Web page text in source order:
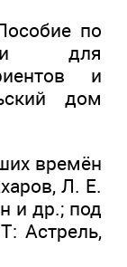
по
для
и
дом
времён
Л. Е.
и др.; под
Астрель,